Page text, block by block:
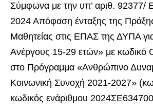
Σύμφωνα με την υπ’ αριθ. 92377/
2024 Απόφαση ένταξης της
Μαθητείας στις ΕΠΑΣ της ΔΥΠΑ
Ανέργους 15-29 ετών» με
στο Πρόγραμμα «Ανθρώπινο
Κοινωνική Συνοχή 2021-2027»
κωδικός ενάριθμου